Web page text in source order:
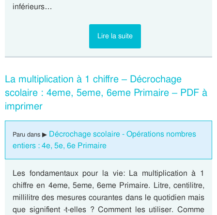
inférieurs…
Lire la suite
La multiplication à 1 chiffre – Décrochage
scolaire : 4eme, 5eme, 6eme Primaire – PDF à
imprimer
Paru dans ▶ Décrochage scolaire - Opérations nombres
entiers : 4e, 5e, 6e Primaire
Les fondamentaux pour la vie: La multiplication à 1
chiffre en 4eme, 5eme, 6eme Primaire. Litre, centilitre,
millilitre des mesures courantes dans le quotidien mais
que signifient -t-elles ? Comment les utiliser. Comme